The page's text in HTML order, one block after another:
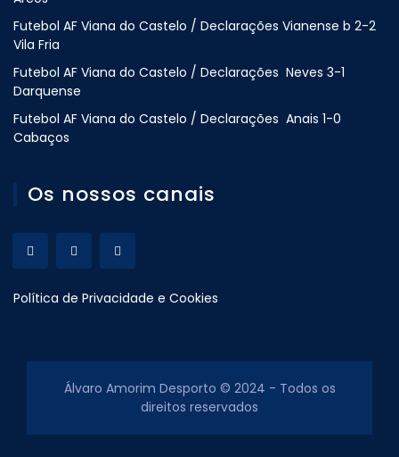
Futebol AF Viana do Castelo / Declarações Vianense b 2-2
Vila Fria
Futebol AF Viana do Castelo / Declarações Neves 3-1
Darquense
Futebol AF Viana do Castelo / Declarações Anais 1-0
Cabaços
Os nossos canais
Política de Privacidade e Cookies
Álvaro Amorim Desporto © 2024 - Todos os
direitos reservados